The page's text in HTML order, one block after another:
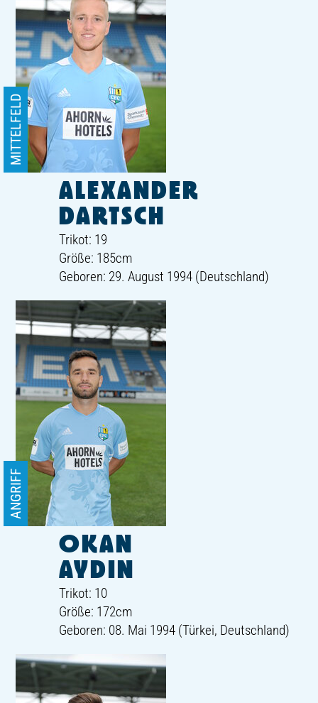
ALEXANDER
DARTSCH
MITTELFELD
Trikot: 19
Größe: 185cm
Geboren: 29. August 1994 (Deutschland)
OKAN
AYDIN
ANGRIFF
Trikot: 10
Größe: 172cm
Geboren: 08. Mai 1994 (Türkei, Deutschland)